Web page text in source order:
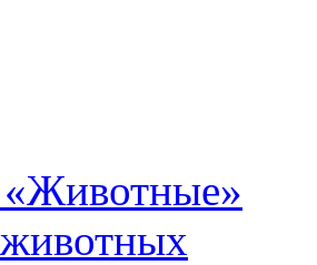
«Животные»